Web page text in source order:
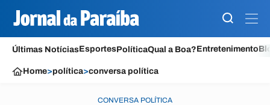
Últimas NotíciasEsportesPolíticaQual a Boa?Entretenimento
Home>política>conversa política
CONVERSA POLÍTICA